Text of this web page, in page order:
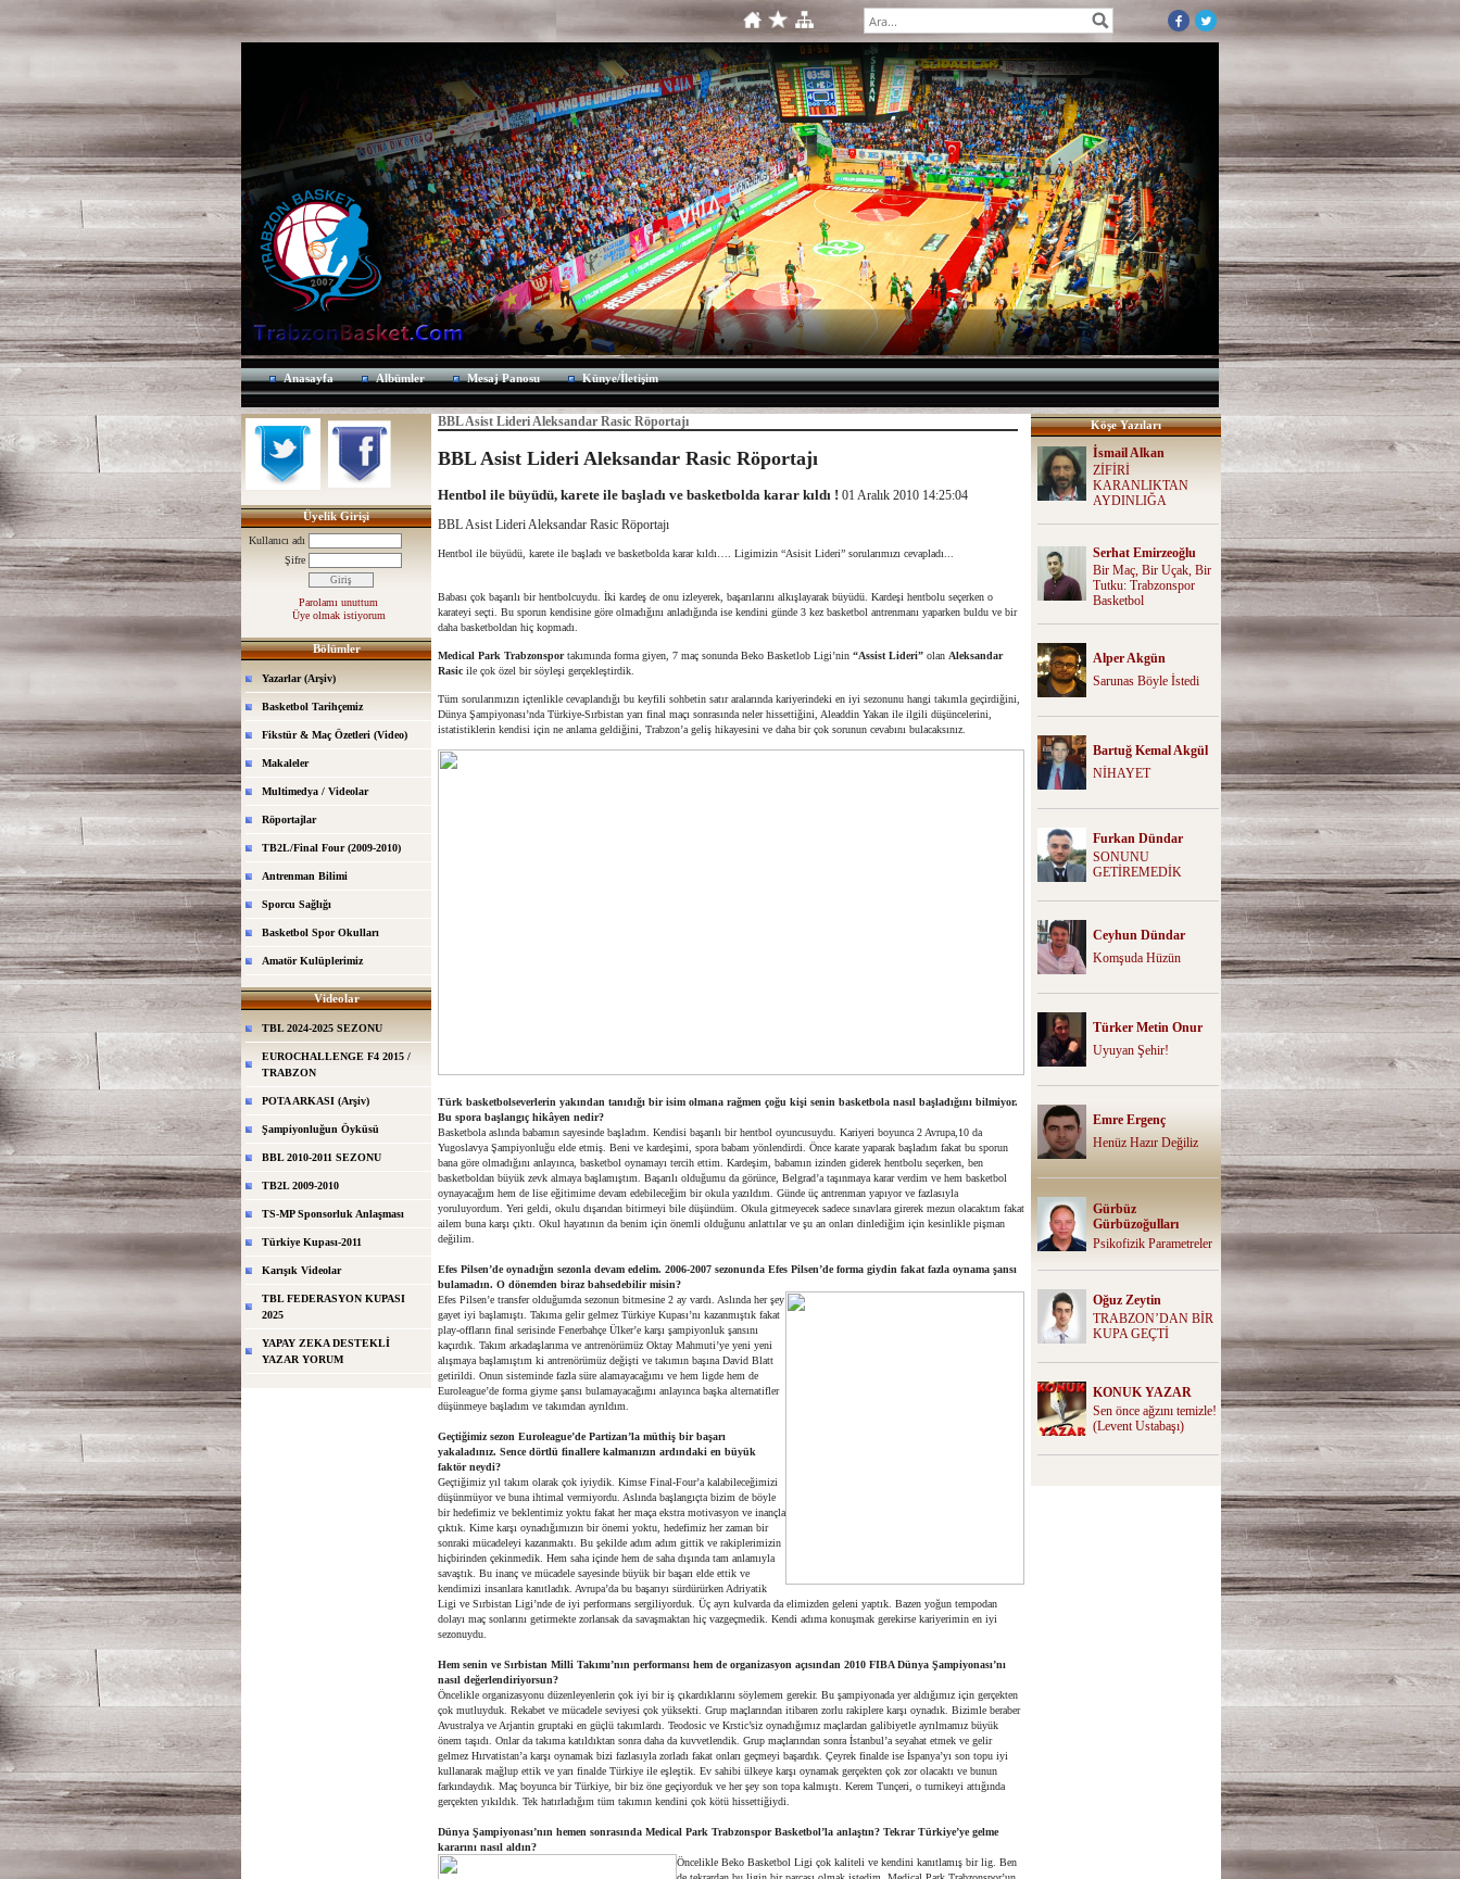
Anasayfa Albümler Mesaj Panosu Künye/İletişim
Üyelik Girişi
Kullanıcı adı
Şifre
Parolamı unuttum
Üye olmak istiyorum
Bölümler
Yazarlar (Arşiv)
Basketbol Tarihçemiz
Fikstür & Maç Özetleri (Video)
Makaleler
Multimedya / Videolar
Röportajlar
TB2L/Final Four (2009-2010)
Antrenman Bilimi
Sporcu Sağlığı
Basketbol Spor Okulları
Amatör Kulüplerimiz
Videolar
TBL 2024-2025 SEZONU
EUROCHALLENGE F4 2015 /
TRABZON
POTA ARKASI (Arşiv)
Şampiyonluğun Öyküsü
BBL 2010-2011 SEZONU
TB2L 2009-2010
TS-MP Sponsorluk Anlaşması
Türkiye Kupası-2011
Karışık Videolar
TBL FEDERASYON KUPASI
2025
YAPAY ZEKA DESTEKLİ
YAZAR YORUM
BBL Asist Lideri Aleksandar Rasic Röportajı
BBL Asist Lideri Aleksandar Rasic Röportajı
Hentbol ile büyüdü, karete ile başladı ve basketbolda karar kıldı ! 01 Aralık 2010 14:25:04
BBL Asist Lideri Aleksandar Rasic Röportajı
Hentbol ile büyüdü, karete ile başladı ve basketbolda karar kıldı…. Ligimizin “Asisit Lideri” sorularımızı cevapladı...
Babası çok başarılı bir hentbolcuydu. İki kardeş de onu izleyerek, başarılarını alkışlayarak büyüdü. Kardeşi hentbolu seçerken o
karateyi seçti. Bu sporun kendisine göre olmadığını anladığında ise kendini günde 3 kez basketbol antrenmanı yaparken buldu ve bir
daha basketboldan hiç kopmadı.
Medical Park Trabzonsportakımında forma giyen, 7 maç sonunda Beko Basketlob Ligi’nin “Assist Lideri” olan Aleksandar
Rasic ile çok özel bir söyleşi gerçekleştirdik.
Tüm sorularımızın içtenlikle cevaplandığı bu keyfili sohbetin satır aralarında kariyerindeki en iyi sezonunu hangi takımla geçirdiğini,
Dünya Şampiyonası’nda Türkiye-Sırbistan yarı final maçı sonrasında neler hissettiğini, Aleaddin Yakan ile ilgili düşüncelerini,
istatistiklerin kendisi için ne anlama geldiğini, Trabzon’a geliş hikayesini ve daha bir çok sorunun cevabını bulacaksınız.
Türk basketbolseverlerin yakından tanıdığı bir isim olmana rağmen çoğu kişi senin basketbola nasıl başladığını bilmiyor.
Bu spora başlangıç hikâyen nedir?
Basketbola aslında babamın sayesinde başladım. Kendisi başarılı bir hentbol oyuncusuydu. Kariyeri boyunca 2 Avrupa,10 da
Yugoslavya Şampiyonluğu elde etmiş. Beni ve kardeşimi, spora babam yönlendirdi. Önce karate yaparak başladım fakat bu sporun
bana göre olmadığını anlayınca, basketbol oynamayı tercih ettim. Kardeşim, babamın izinden giderek hentbolu seçerken, ben
basketboldan büyük zevk almaya başlamıştım. Başarılı olduğumu da görünce, Belgrad’a taşınmaya karar verdim ve hem basketbol
oynayacağım hem de lise eğitimime devam edebileceğim bir okula yazıldım. Günde üç antrenman yapıyor ve fazlasıyla
yoruluyordum. Yeri geldi, okulu dışarıdan bitirmeyi bile düşündüm. Okula gitmeyecek sadece sınavlara girerek mezun olacaktım fakat
ailem buna karşı çıktı. Okul hayatının da benim için önemli olduğunu anlattılar ve şu an onları dinlediğim için kesinlikle pişman
değilim.
Efes Pilsen’de oynadığın sezonla devam edelim. 2006-2007 sezonunda Efes Pilsen’de forma giydin fakat fazla oynama şansı
bulamadın. O dönemden biraz bahsedebilir misin?
Efes Pilsen’e transfer olduğumda sezonun bitmesine 2 ay vardı. Aslında her şey
gayet iyi başlamıştı. Takıma gelir gelmez Türkiye Kupası’nı kazanmıştık fakat
play-offların final serisinde Fenerbahçe Ülker’e karşı şampiyonluk şansını
kaçırdık. Takım arkadaşlarıma ve antrenörümüz Oktay Mahmuti’ye yeni yeni
alışmaya başlamıştım ki antrenörümüz değişti ve takımın başına David Blatt
getirildi. Onun sisteminde fazla süre alamayacağımı ve hem ligde hem de
Euroleague’de forma giyme şansı bulamayacağımı anlayınca başka alternatifler
düşünmeye başladım ve takımdan ayrıldım.
Geçtiğimiz sezon Euroleague’de Partizan’la müthiş bir başarı
yakaladınız. Sence dörtlü finallere kalmanızın ardındaki en büyük
faktör neydi?
Geçtiğimiz yıl takım olarak çok iyiydik. Kimse Final-Four’a kalabileceğimizi
düşünmüyor ve buna ihtimal vermiyordu. Aslında başlangıçta bizim de böyle
bir hedefimiz ve beklentimiz yoktu fakat her maça ekstra motivasyon ve inançla
çıktık. Kime karşı oynadığımızın bir önemi yoktu, hedefimiz her zaman bir
sonraki mücadeleyi kazanmaktı. Bu şekilde adım adım gittik ve rakiplerimizin
hiçbirinden çekinmedik. Hem saha içinde hem de saha dışında tam anlamıyla
savaştık. Bu inanç ve mücadele sayesinde büyük bir başarı elde ettik ve
kendimizi insanlara kanıtladık. Avrupa’da bu başarıyı sürdürürken Adriyatik
Ligi ve Sırbistan Ligi’nde de iyi performans sergiliyorduk. Üç ayrı kulvarda da elimizden geleni yaptık. Bazen yoğun tempodan
dolayı maç sonlarını getirmekte zorlansak da savaşmaktan hiç vazgeçmedik. Kendi adıma konuşmak gerekirse kariyerimin en iyi
sezonuydu.
Hem senin ve Sırbistan Milli Takımı’nın performansı hem de organizasyon açısından 2010 FIBA Dünya Şampiyonası’nı
nasıl değerlendiriyorsun?
Öncelikle organizasyonu düzenleyenlerin çok iyi bir iş çıkardıklarını söylemem gerekir. Bu şampiyonada yer aldığımız için gerçekten
çok mutluyduk. Rekabet ve mücadele seviyesi çok yüksekti. Grup maçlarından itibaren zorlu rakiplere karşı oynadık. Bizimle beraber
Avustralya ve Arjantin gruptaki en güçlü takımlardı. Teodosic ve Krstic’siz oynadığımız maçlardan galibiyetle ayrılmamız büyük
önem taşıdı. Onlar da takıma katıldıktan sonra daha da kuvvetlendik. Grup maçlarından sonra İstanbul’a seyahat etmek ve gelir
gelmez Hırvatistan’a karşı oynamak bizi fazlasıyla zorladı fakat onları geçmeyi başardık. Çeyrek finalde ise İspanya’yı son topu iyi
kullanarak mağlup ettik ve yarı finalde Türkiye ile eşleştik. Ev sahibi ülkeye karşı oynamak gerçekten çok zor olacaktı ve bunun
farkındaydık. Maç boyunca bir Türkiye, bir biz öne geçiyorduk ve her şey son topa kalmıştı. Kerem Tunçeri, o turnikeyi attığında
gerçekten yıkıldık. Tek hatırladığım tüm takımın kendini çok kötü hissettiğiydi.
Dünya Şampiyonası’nın hemen sonrasında Medical Park Trabzonspor Basketbol’la anlaştın? Tekrar Türkiye’ye gelme
kararını nasıl aldın?
Öncelikle Beko Basketbol Ligi çok kaliteli ve kendini kanıtlamış bir lig. Ben
Köşe Yazıları
İsmail Alkan
ZİFİRİ
KARANLIKTAN
AYDINLIĞA
Serhat Emirzeoğlu
Bir Maç, Bir Uçak, Bir
Tutku: Trabzonspor
Basketbol
Alper Akgün
Sarunas Böyle İstedi
Bartuğ Kemal Akgül
NİHAYET
Furkan Dündar
SONUNU
GETİREMEDİK
Ceyhun Dündar
Komşuda Hüzün
Türker Metin Onur
Uyuyan Şehir!
Emre Ergenç
Henüz Hazır Değiliz
Gürbüz
Gürbüzoğulları
Psikofizik Parametreler
Oğuz Zeytin
TRABZON’DAN BİR
KUPA GEÇTİ
KONUK YAZAR
Sen önce ağzını temizle!
(Levent Ustabaşı)